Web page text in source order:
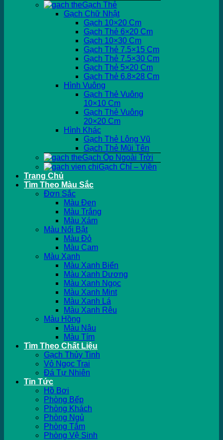
Gạch Thẻ
Gạch Chữ Nhật
Gạch 10×20 Cm
Gạch Thẻ 6×20 Cm
Gạch 10×30 Cm
Gạch Thẻ 7.5×15 Cm
Gạch Thẻ 7.5×30 Cm
Gạch Thẻ 5×20 Cm
Gạch Thẻ 6.8×28 Cm
Hình Vuông
Gạch Thẻ Vuông
10×10 Cm
Gạch Thẻ Vuông
20×20 Cm
Hình Khác
Gạch Thẻ Lông Vũ
Gạch Thẻ Mũi Tên
Gạch Ốp Ngoài Trời
Gạch Chỉ – Viền
Trang Chủ
Tìm Theo Màu Sắc
Đơn Sắc
Màu Đen
Màu Trắng
Màu Xám
Màu Nổi Bật
Màu Đỏ
Màu Cam
Màu Xanh
Màu Xanh Biển
Màu Xanh Dương
Màu Xanh Ngọc
Màu Xanh Mint
Màu Xanh Lá
Màu Xanh Rêu
Màu Hồng
Màu Nâu
Màu Tím
Tìm Theo Chất Liệu
Gạch Thủy Tinh
Vỏ Ngọc Trai
Đá Tự Nhiên
Tin Tức
Hồ Bơi
Phòng Bếp
Phòng Khách
Phòng Ngủ
Phòng Tắm
Phòng Vệ Sinh